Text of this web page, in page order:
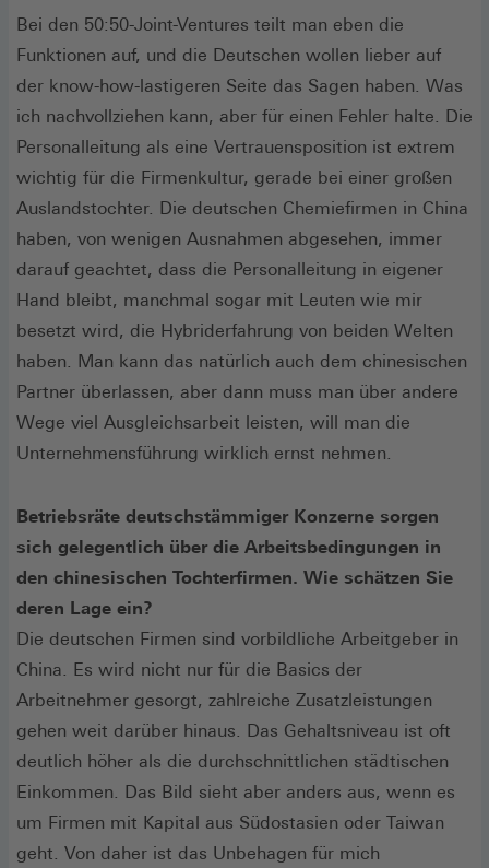
Bei den 50:50-Joint-Ventures teilt man eben die
Funktionen auf, und die Deutschen wollen lieber auf
der know-how-lastigeren Seite das Sagen haben. Was
ich nachvollziehen kann, aber für einen Fehler halte. Die
Personalleitung als eine Vertrauensposition ist extrem
wichtig für die Firmenkultur, gerade bei einer großen
Auslandstochter. Die deutschen Chemiefirmen in China
haben, von wenigen Ausnahmen abgesehen, immer
darauf geachtet, dass die Personalleitung in eigener
Hand bleibt, manchmal sogar mit Leuten wie mir
besetzt wird, die Hybriderfahrung von beiden Welten
haben. Man kann das natürlich auch dem chinesischen
Partner überlassen, aber dann muss man über andere
Wege viel Ausgleichsarbeit leisten, will man die
Unternehmensführung wirklich ernst nehmen.
Betriebsräte deutschstämmiger Konzerne sorgen
sich gelegentlich über die Arbeitsbedingungen in
den chinesischen Tochterfirmen. Wie schätzen Sie
deren Lage ein?
Die deutschen Firmen sind vorbildliche Arbeitgeber in
China. Es wird nicht nur für die Basics der
Arbeitnehmer gesorgt, zahlreiche Zusatzleistungen
gehen weit darüber hinaus. Das Gehaltsniveau ist oft
deutlich höher als die durchschnittlichen städtischen
Einkommen. Das Bild sieht aber anders aus, wenn es
um Firmen mit Kapital aus Südostasien oder Taiwan
geht. Von daher ist das Unbehagen für mich